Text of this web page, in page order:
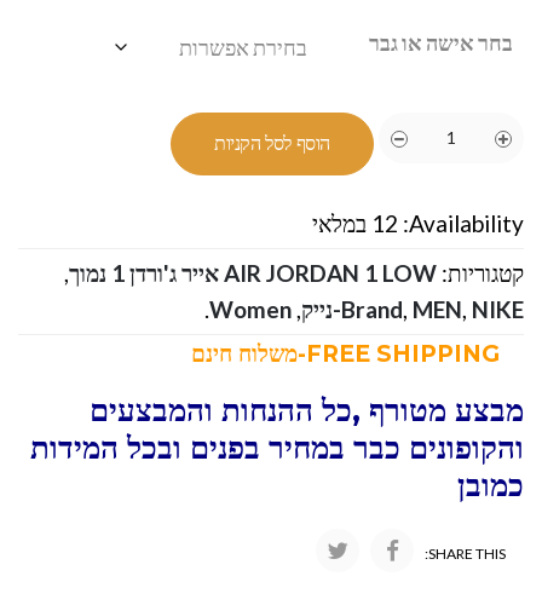
בחר אישה או גבר
הוסף לסל הקניות
Availability: 12 במלאי
קטגוריות: AIR JORDAN 1 LOW אייר ג'ורדן 1 נמוך
,
Brand, MEN, NIKE-נייק ,
Women
.
מבצע מטורף ,כל ההנחות והמבצעים
והקופונים כבר במחיר בפנים ובכל המידות
כמובן
SHARE THIS: